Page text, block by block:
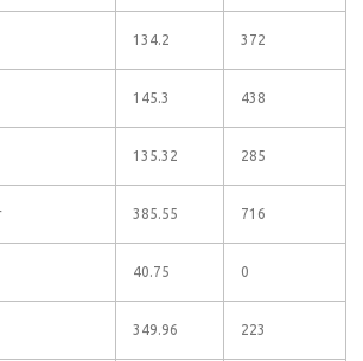
134.2 372
145.3 438
135.32 285
385.55 716
40.75 0
349.96 223